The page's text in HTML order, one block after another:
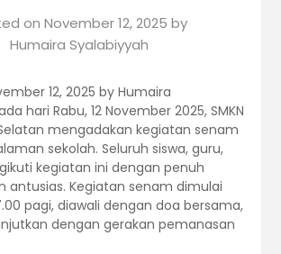
on November 12, 2025 by
Humaira Syalabiyyah
12, 2025 by Humaira
hari Rabu, 12 November 2025, SMKN
mengadakan kegiatan senam
sekolah. Seluruh siswa, guru,
kegiatan ini dengan penuh
antusias. Kegiatan senam dimulai
pagi, diawali dengan doa bersama,
dengan gerakan pemanasan